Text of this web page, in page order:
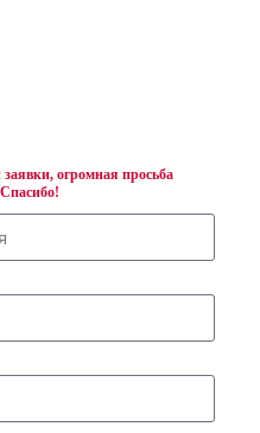
огромная просьба